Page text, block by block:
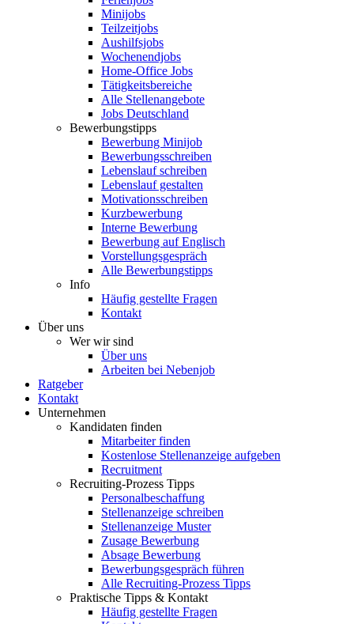
Minijobs
Teilzeitjobs
Aushilfsjobs
Wochenendjobs
Home-Office Jobs
Tätigkeitsbereiche
Alle Stellenangebote
Jobs Deutschland
Bewerbungstipps
Bewerbung Minijob
Bewerbungsschreiben
Lebenslauf schreiben
Lebenslauf gestalten
Motivationsschreiben
Kurzbewerbung
Interne Bewerbung
Bewerbung auf Englisch
Vorstellungsgespräch
Alle Bewerbungstipps
Info
Häufig gestellte Fragen
Kontakt
Über uns
Wer wir sind
Über uns
Arbeiten bei Nebenjob
Ratgeber
Kontakt
Unternehmen
Kandidaten finden
Mitarbeiter finden
Kostenlose Stellenanzeige aufgeben
Recruitment
Recruiting-Prozess Tipps
Personalbeschaffung
Stellenanzeige schreiben
Stellenanzeige Muster
Zusage Bewerbung
Absage Bewerbung
Bewerbungsgespräch führen
Alle Recruiting-Prozess Tipps
Praktische Tipps & Kontakt
Häufig gestellte Fragen